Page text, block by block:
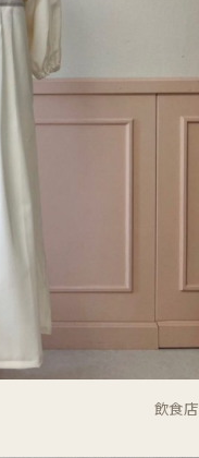
飲食店